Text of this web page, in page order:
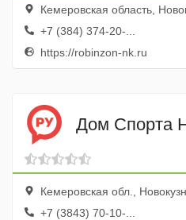
Кемеровская область,
+7 (384) 374-20-...
https://robinzon-nk.ru
Дом Спорта
Кемеровская обл.,
+7 (3843) 70-10-...